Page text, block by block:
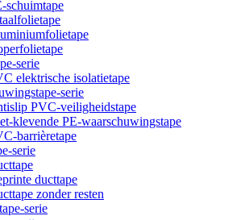
schuimtape
serie
elektrische isolatietape
serie
PVC-veiligheidstape
klevende PE-waarschuwingstape
barrièretape
serie
ducttape
zonder resten
serie